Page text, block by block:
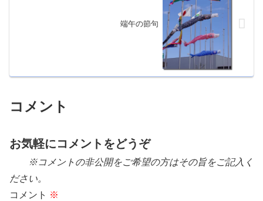
端午の節句
コメント
お気軽にコメントをどうぞ
※コメントの非公開をご希望の方はその旨をご記入く
ださい。
コメント ※